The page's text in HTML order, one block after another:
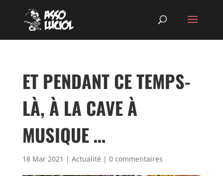
ET PENDANT CE TEMPS-
LÀ, À LA CAVE À
MUSIQUE …
18 Mar 2021 | Actualité | 0 commentaires